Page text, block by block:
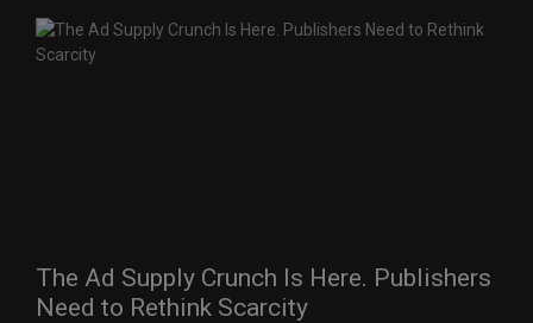
The Ad Supply Crunch Is Here. Publishers
Need to Rethink Scarcity